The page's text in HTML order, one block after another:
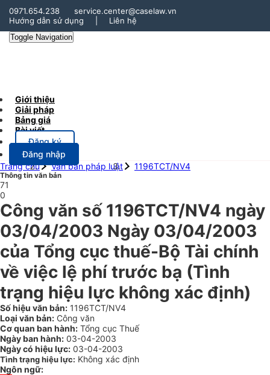
0971.654.238
service.center@caselaw.vn
Hướng dẫn sử dụng
Liên hệ
Toggle Navigation
Giới thiệu
Giải pháp
Bảng giá
Bài viết
Đăng ký
Đăng nhập
Trang chủ
Văn bản pháp luật 1196TCT/NV4
Thông tin văn bản
71
0
Công văn số 1196TCT/NV4 ngày
03/04/2003 Ngày 03/04/2003
của Tổng cục thuế-Bộ Tài chính
về việc lệ phí trước bạ (Tình
trạng hiệu lực không xác định)
Số hiệu văn bản: 1196TCT/NV4
Loại văn bản: Công văn
Cơ quan ban hành: Tổng cục Thuế
Ngày ban hành: 03-04-2003
Ngày có hiệu lực: 03-04-2003
Tình trạng hiệu lực: Không xác định
Ngôn ngữ: